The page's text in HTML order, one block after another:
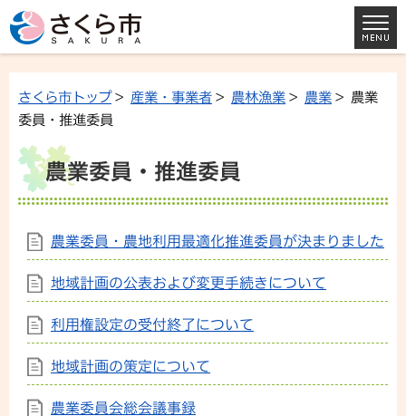
さくら市トップ> 産業・事業者 > 農林漁業 > 農業 > 農業
委員・推進委員
農業委員・推進委員
農業委員・農地利用最適化推進委員が決まりました
地域計画の公表および変更手続きについて
利用権設定の受付終了について
地域計画の策定について
農業委員会総会議事録